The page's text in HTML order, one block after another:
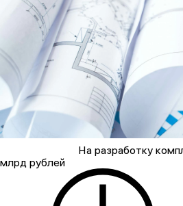
На разработку
млрд рублей